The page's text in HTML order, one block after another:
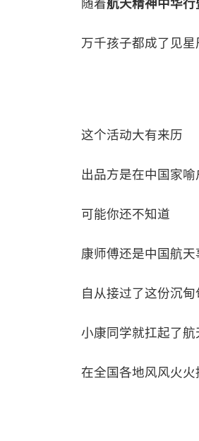
随着航天精神中华
万千孩子都成了见星
这个活动大有来历
出品方是在中国家
可能你还不知道
康师傅还是中国航
自从接过了这份沉甸
小康同学就扛起了
在全国各地风风火